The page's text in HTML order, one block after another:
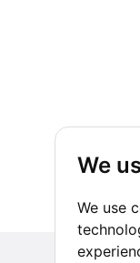
We
We use